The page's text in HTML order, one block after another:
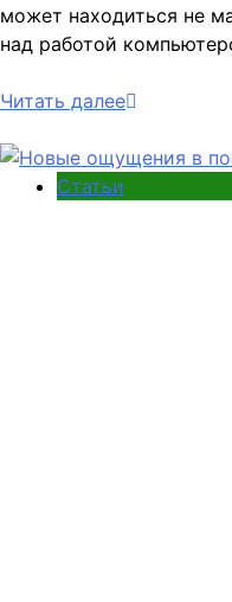
может находиться не
над работой
Читать далее
Статьи